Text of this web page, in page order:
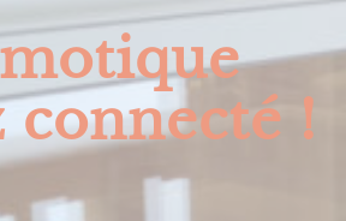
connecté !